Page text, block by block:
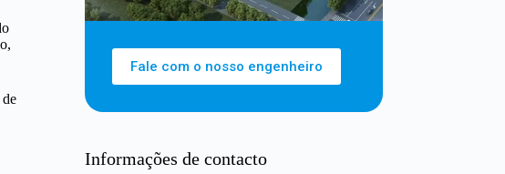
Fale com o nosso engenheiro
Informações de contacto